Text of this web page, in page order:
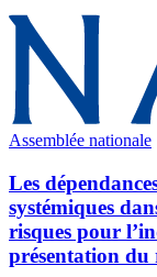
Assemblée nationale
Les
systémiques
risques pour
présentation